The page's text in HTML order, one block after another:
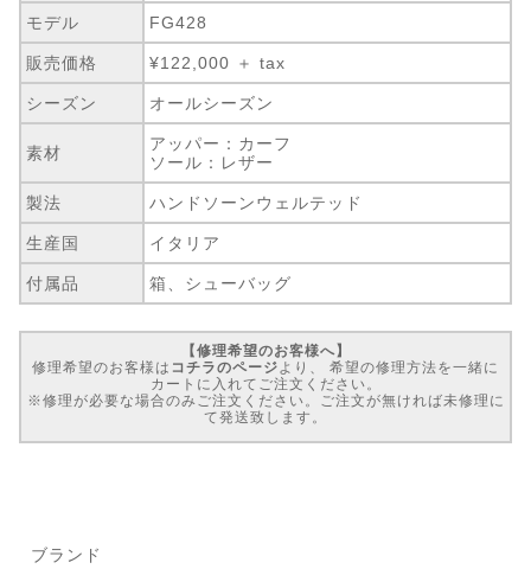
モデル FG428
販売価格 ¥122,000 ＋ tax
シーズン オールシーズン
素材
アッパー：カーフ
ソール：レザー
製法 ハンドソーンウェルテッド
生産国 イタリア
付属品 箱、シューバッグ
【修理希望のお客様へ】
修理希望のお客様は コチラのページ より、 希望の修理方法を一緒に
カートに入れてご注文ください。
※修理が必要な場合のみご注文ください。ご注文が無ければ未修理に
て発送致します。
ブランド